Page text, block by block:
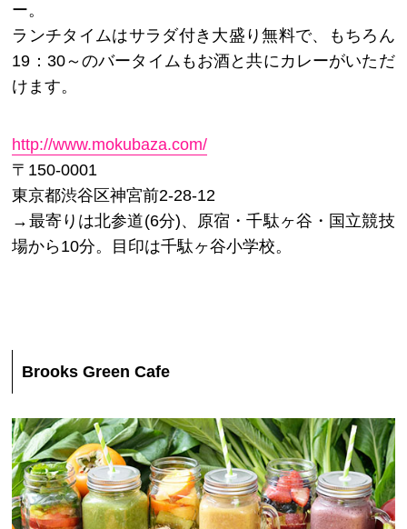
ー。
ランチタイムはサラダ付き大盛り無料で、もちろん
19：30～のバータイムもお酒と共にカレーがいただ
けます。
http://www.mokubaza.com/
〒150-0001
東京都渋谷区神宮前2-28-12
→最寄りは北参道(6分)、原宿・千駄ヶ谷・国立競技
場から10分。目印は千駄ヶ谷小学校。
Brooks Green Cafe